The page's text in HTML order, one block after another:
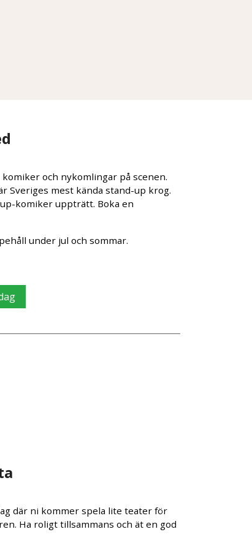
och nykomlingar på scenen.
Sveriges mest kända stand-up krog.
komiker uppträtt. Boka en
under jul och sommar.
där ni kommer spela lite teater för
Ha roligt tillsammans och ät en god